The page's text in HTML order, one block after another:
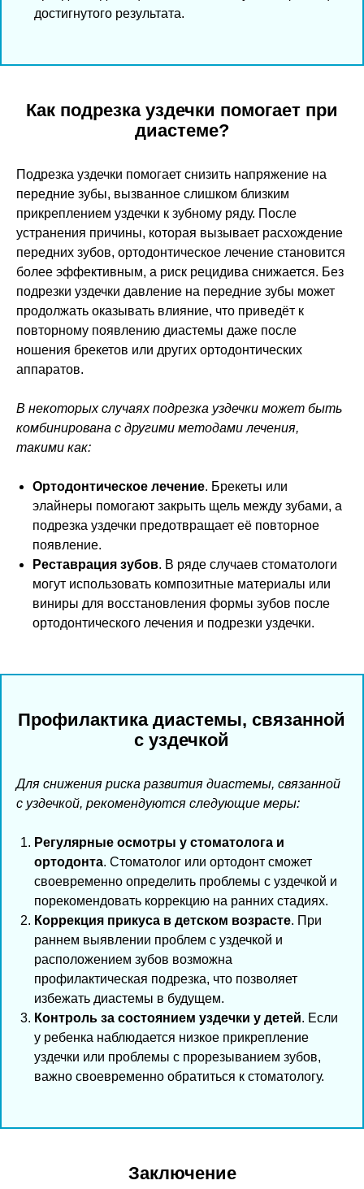
достигнутого результата.
Как подрезка уздечки помогает при
диастеме?
Подрезка уздечки помогает снизить напряжение на
передние зубы, вызванное слишком близким
прикреплением уздечки к зубному ряду. После
устранения причины, которая вызывает расхождение
передних зубов, ортодонтическое лечение становится
более эффективным, а риск рецидива снижается. Без
подрезки уздечки давление на передние зубы может
продолжать оказывать влияние, что приведёт к
повторному появлению диастемы даже после
ношения брекетов или других ортодонтических
аппаратов.
В некоторых случаях подрезка уздечки может быть
комбинирована с другими методами лечения,
такими как:
Ортодонтическое лечение. Брекеты или
элайнеры помогают закрыть щель между зубами, а
подрезка уздечки предотвращает её повторное
появление.
Реставрация зубов. В ряде случаев стоматологи
могут использовать композитные материалы или
виниры для восстановления формы зубов после
ортодонтического лечения и подрезки уздечки.
Профилактика диастемы, связанной
с уздечкой
Для снижения риска развития диастемы, связанной
с уздечкой, рекомендуются следующие меры:
Регулярные осмотры у стоматолога и
ортодонта. Стоматолог или ортодонт сможет
своевременно определить проблемы с уздечкой и
порекомендовать коррекцию на ранних стадиях.
Коррекция прикуса в детском возрасте. При
раннем выявлении проблем с уздечкой и
расположением зубов возможна
профилактическая подрезка, что позволяет
избежать диастемы в будущем.
Контроль за состоянием уздечки у детей. Если
у ребенка наблюдается низкое прикрепление
уздечки или проблемы с прорезыванием зубов,
важно своевременно обратиться к стоматологу.
Заключение